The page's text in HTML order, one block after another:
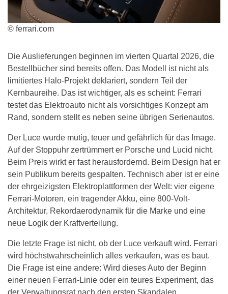
© ferrari.com
Die Auslieferungen beginnen im vierten Quartal 2026, die
Bestellbücher sind bereits offen. Das Modell ist nicht als
limitiertes Halo-Projekt deklariert, sondern Teil der
Kernbaureihe. Das ist wichtiger, als es scheint: Ferrari
testet das Elektroauto nicht als vorsichtiges Konzept am
Rand, sondern stellt es neben seine übrigen Serienautos.
Der Luce wurde mutig, teuer und gefährlich für das Image.
Auf der Stoppuhr zertrümmert er Porsche und Lucid nicht.
Beim Preis wirkt er fast herausfordernd. Beim Design hat er
sein Publikum bereits gespalten. Technisch aber ist er eine
der ehrgeizigsten Elektroplattformen der Welt: vier eigene
Ferrari-Motoren, ein tragender Akku, eine 800-Volt-
Architektur, Rekordaerodynamik für die Marke und eine
neue Logik der Kraftverteilung.
Die letzte Frage ist nicht, ob der Luce verkauft wird. Ferrari
wird höchstwahrscheinlich alles verkaufen, was es baut.
Die Frage ist eine andere: Wird dieses Auto der Beginn
einer neuen Ferrari-Linie oder ein teures Experiment, das